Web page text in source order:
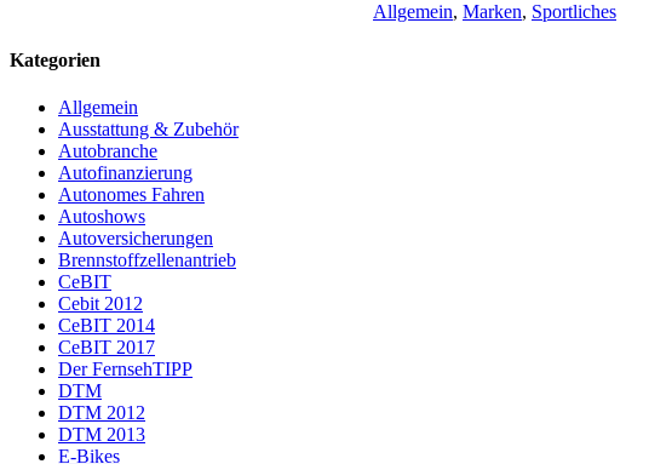
Allgemein, Marken, Sportliches
Kategorien
Allgemein
Ausstattung & Zubehör
Autobranche
Autofinanzierung
Autonomes Fahren
Autoshows
Autoversicherungen
Brennstoffzellenantrieb
CeBIT
Cebit 2012
CeBIT 2014
CeBIT 2017
Der FernsehTIPP
DTM
DTM 2012
DTM 2013
E-Bikes